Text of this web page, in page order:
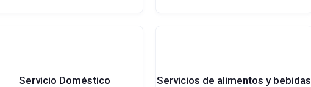
Servicio Doméstico Servicios de alimentos y bebidas